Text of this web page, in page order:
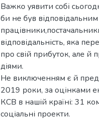
Важко уявити собі
би не був
відповідальність, яка
про свій прибуток, але й
діями.
Не виключенням є й
2019 роки, за оцінками
КСВ в нашій країні: 31
соціальні проекти.